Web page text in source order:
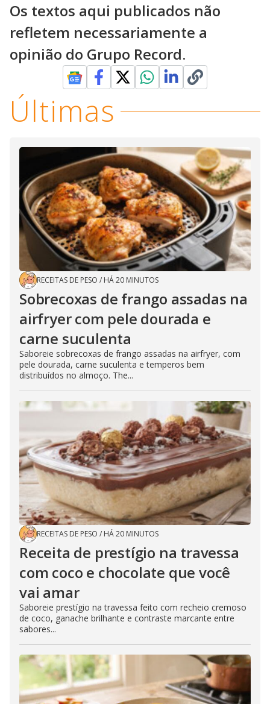
Os textos aqui publicados não
refletem necessariamente a
opinião do Grupo Record.
Últimas
RECEITAS DE PESO / HÁ 20 MINUTOS
Sobrecoxas de frango assadas na
airfryer com pele dourada e
carne suculenta
Saboreie sobrecoxas de frango assadas na airfryer, com
pele dourada, carne suculenta e temperos bem
distribuídos no almoço. The...
RECEITAS DE PESO / HÁ 20 MINUTOS
Receita de prestígio na travessa
com coco e chocolate que você
vai amar
Saboreie prestígio na travessa feito com recheio cremoso
de coco, ganache brilhante e contraste marcante entre
sabores...